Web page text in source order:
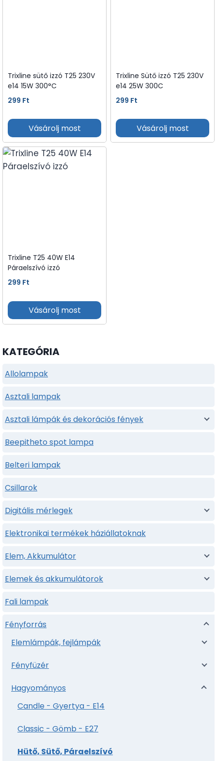
Trixline sütő izzó T25 230V
e14 15W 300°C
299 Ft
Vásárolj most
Trixline Sütő izzó T25 230V
e14 25W 300C
299 Ft
Vásárolj most
Trixline T25 40W E14
Páraelszívó izzó
299 Ft
Vásárolj most
KATEGÓRIA
Allolampak
Asztali lampak
Asztali lámpák és dekorációs fények
Beepitheto spot lampa
Belteri lampak
Csillarok
Digitális mérlegek
Elektronikai termékek háziállatoknak
Elem, Akkumulátor
Elemek és akkumulátorok
Fali lampak
Fényforrás
Elemlámpák, fejlámpák
Fényfüzér
Hagyományos
Candle - Gyertya - E14
Classic - Gömb - E27
Hütő, Sütő, Páraelszívó